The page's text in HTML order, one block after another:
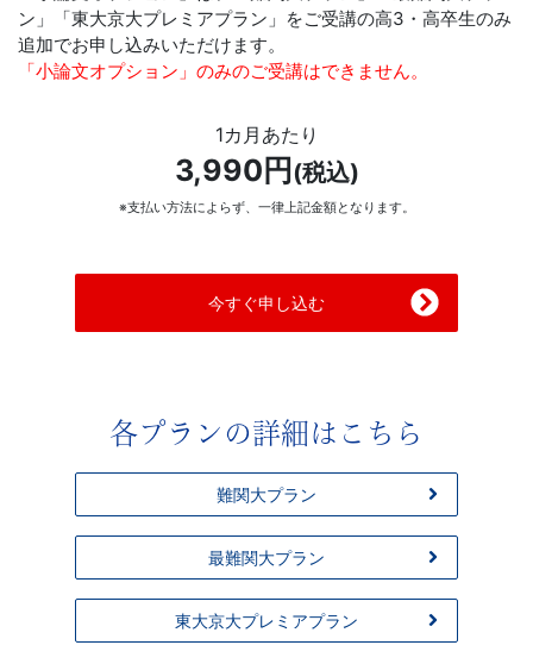
ン」「東大京大プレミアプラン」をご受講の高3・高卒生のみ
追加でお申し込みいただけます。
「小論文オプション」のみのご受講はできません。
1カ月あたり
3,990円 (税込)
※支払い方法によらず、一律上記金額となります。
今すぐ申し込む
各プランの詳細はこちら
難関大プラン
最難関大プラン
東大京大プレミアプラン